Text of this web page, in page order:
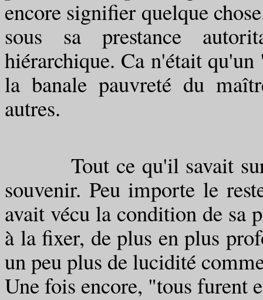
encore signifier quelque
sous sa prestance
hiérarchique. Ca n'était
la banale pauvreté du
autres.
Tout ce qu'il savait sur
souvenir. Peu importe le
avait vécu la condition de sa
à la fixer, de plus en plus
un peu plus de lucidité
Une fois encore, "tous furent